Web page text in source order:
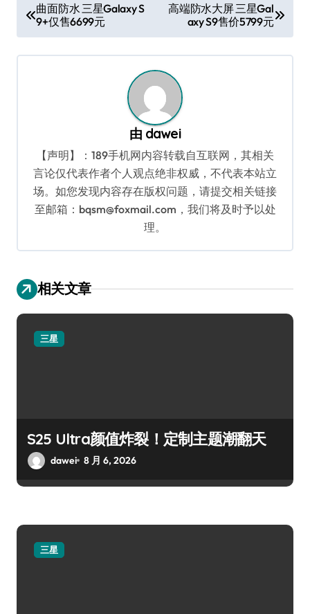
章
导
曲面防水 三星Galaxy S
9+仅售6699元
高端防水大屏 三星Gal
axy S9售价5799元
由 dawei
【声明】：189手机网内容转载自互联网，其相关
言论仅代表作者个人观点绝非权威，不代表本站立
场。如您发现内容存在版权问题，请提交相关链接
至邮箱：bqsm@foxmail.com，我们将及时予以处
理。
相关文章
三星
S25 Ultra颜值炸裂！定制主题潮翻天
dawei 8 月 6, 2026
三星